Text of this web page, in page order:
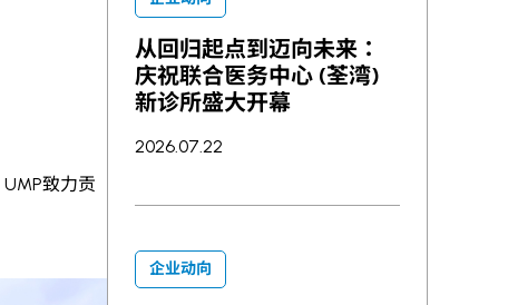
UMP致力贡
从回归起点到迈向未来：
庆祝联合医务中心 (荃湾)
新诊所盛大开幕
2026.07.22
企业动向